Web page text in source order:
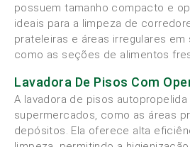
possuem tamanho compacto e
ideais para a limpeza de
prateleiras e áreas irregulares em
como as seções de alimentos
Lavadora De Pisos Com
A lavadora de pisos
supermercados, como as áreas
depósitos. Ela oferece alta